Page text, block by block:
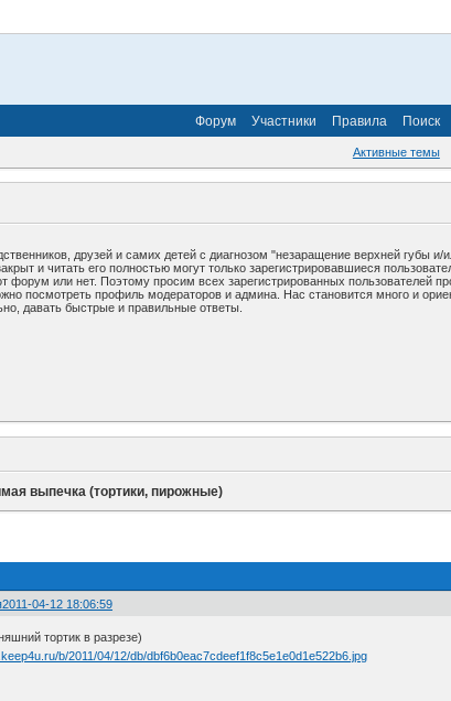
Форум Участники Правила Поиск
Активные темы
друзей и самих детей с диагнозом "незаращение верхней губы
и читать его полностью могут только зарегистрировавшиеся
форум или нет. Поэтому просим всех зарегистрированных пользователей
посмотреть профиль модераторов и админа. Нас становится много и
давать быстрые и правильные ответы.
выпечка (тортики, пирожные)
2011-04-12 18:06:59
тортик в разрезе)